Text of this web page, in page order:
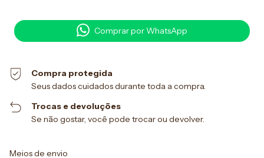
Comprar por WhatsApp
Compra protegida
Seus dados cuidados durante toda a compra.
Trocas e devoluções
Se não gostar, você pode trocar ou devolver.
Entregas para o CEP:
Meios de envio